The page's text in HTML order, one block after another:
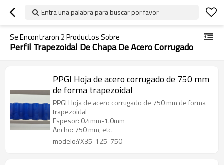
Entra una palabra para buscar por favor
Se Encontraron 2Productos Sobre
Perfil Trapezoidal De Chapa De Acero Corrugado
PPGI Hoja de acero corrugado de 750 mm
de forma trapezoidal
PPGI Hoja de acero corrugado de 750 mm de forma
trapezoidal
Espesor: 0.4mm-1.0mm
Ancho: 750 mm, etc.
modelo:YX35-125-750